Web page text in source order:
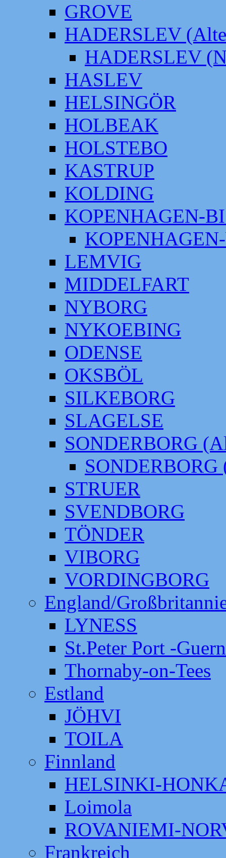
GROVE
HADERSLEV
HADERSLEV
HASLEV
HELSINGÖR
HOLBEAK
HOLSTEBO
KASTRUP
KOLDING
KOPENHAGEN-
LEMVIG
MIDDELFART
NYBORG
NYKOEBING
ODENSE
OKSBÖL
SILKEBORG
SLAGELSE
SONDERBORG
SONDERBORG
STRUER
SVENDBORG
TÖNDER
VIBORG
VORDINGBORG
England/
LYNESS
St.Peter Port -
Thornaby-on-Tees
Estland
JÖHVI
TOILA
Finnland
HELSINKI-
Loimola
ROVANIEMI-
Frankreich